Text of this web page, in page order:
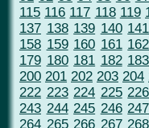
115 116 117 118 119
137 138 139 140 141
158 159 160 161 162
179 180 181 182 183
200 201 202 203 204
222 223 224 225 226
243 244 245 246 247
264 265 266 267 268